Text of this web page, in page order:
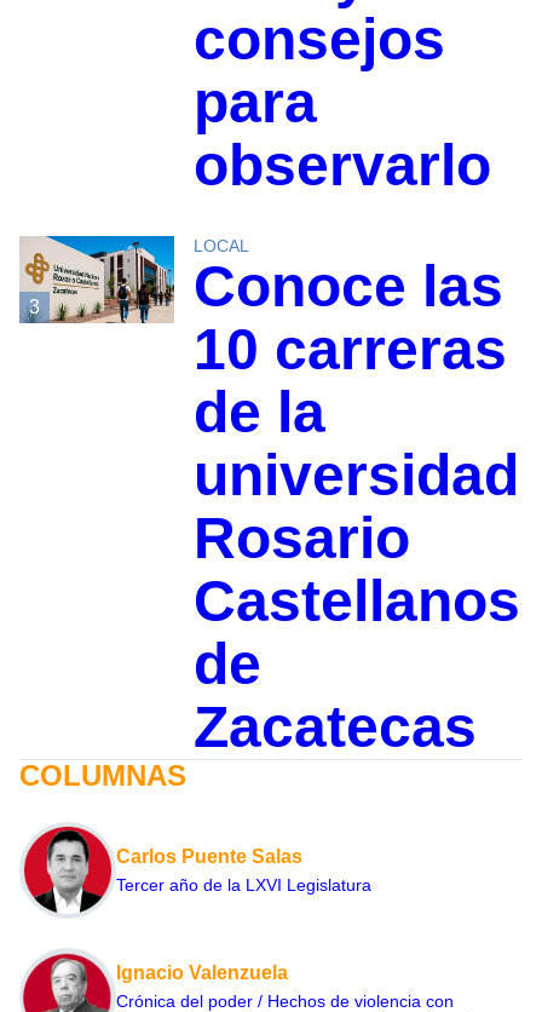
consejos
para
observarlo
3
LOCAL
Conoce las
10 carreras
de la
universidad
Rosario
Castellanos
de
Zacatecas
COLUMNAS
Carlos Puente Salas
Tercer año de la LXVI Legislatura
Ignacio Valenzuela
Crónica del poder / Hechos de violencia con